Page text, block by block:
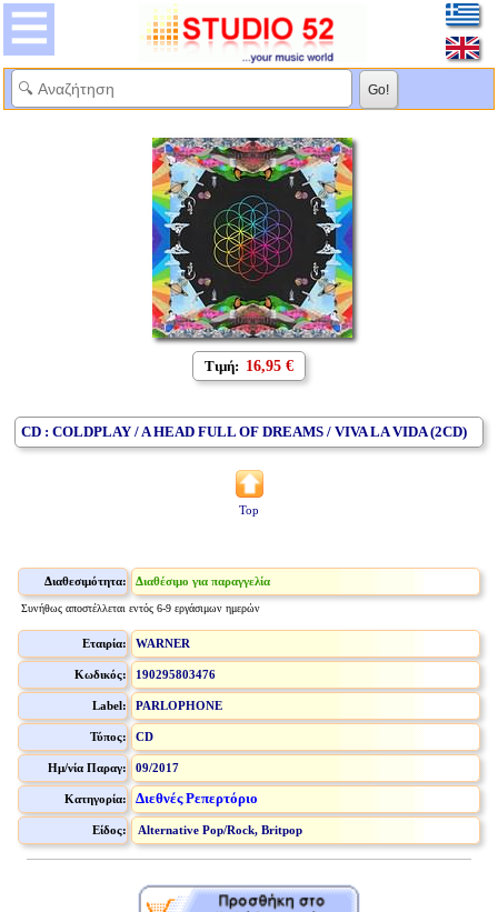
Τιμή: 16,95 €
CD : COLDPLAY / A HEAD FULL OF DREAMS / VIVA LA VIDA (2CD)
Top
Διαθεσιμότητα: Διαθέσιμο για παραγγελία
Συνήθως αποστέλλεται εντός 6-9 εργάσιμων ημερών
Εταιρία: WARNER
Κωδικός: 190295803476
Label: PARLOPHONE
Τύπος: CD
Ημ/νία Παραγ: 09/2017
Κατηγορία: Διεθνές Ρεπερτόριο
Είδος: Alternative Pop/Rock, Britpop